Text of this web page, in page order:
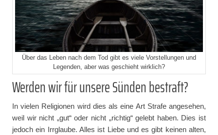
Über das Leben nach dem Tod gibt es viele Vorstellungen und
Legenden, aber was geschieht wirklich?
Werden wir für unsere Sünden bestraft?
In vielen Religionen wird dies als eine Art Strafe angesehen,
weil wir nicht „gut“ oder nicht „richtig“ gelebt haben. Dies ist
jedoch ein Irrglaube. Alles ist Liebe und es gibt keinen alten,